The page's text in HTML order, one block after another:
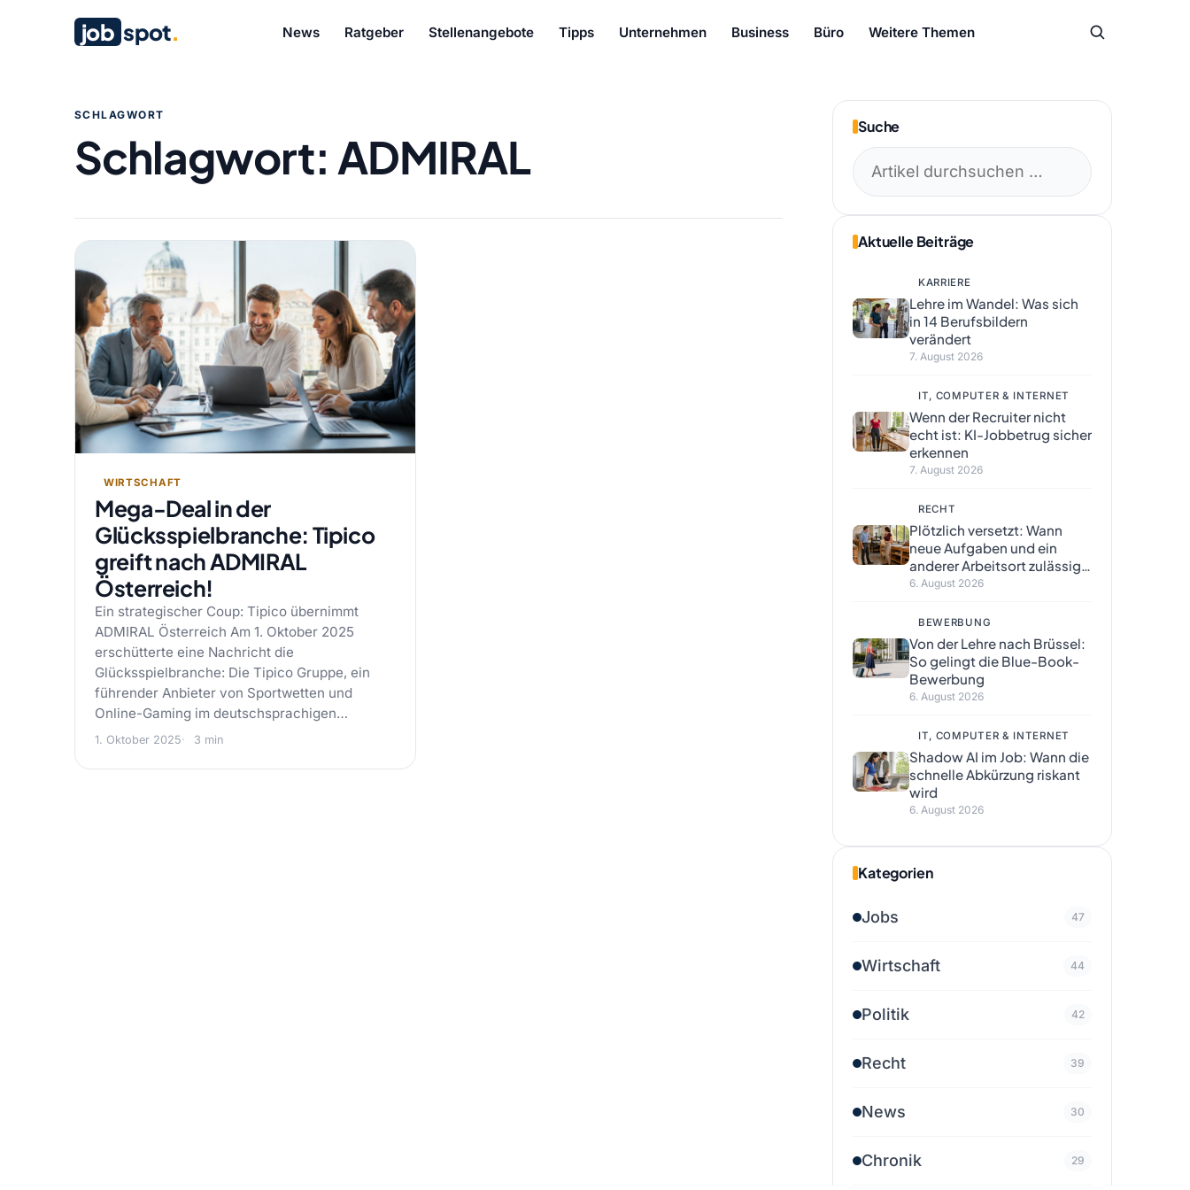
job spot. News Ratgeber Stellenangebote Tipps Unternehmen Business Büro Weitere Themen
SCHLAGWORT
Schlagwort: ADMIRAL
WIRTSCHAFT
Mega-Deal in der
Glücksspielbranche: Tipico
greift nach ADMIRAL
Österreich!
Ein strategischer Coup: Tipico übernimmt
ADMIRAL Österreich Am 1. Oktober 2025
erschütterte eine Nachricht die
Glücksspielbranche: Die Tipico Gruppe, ein
führender Anbieter von Sportwetten und
Online-Gaming im deutschsprachigen…
1. Oktober 2025 3 min
Suche
Aktuelle Beiträge
KARRIERE
Lehre im Wandel: Was sich
in 14 Berufsbildern
verändert
7. August 2026
IT, COMPUTER & INTERNET
Wenn der Recruiter nicht
echt ist: KI-Jobbetrug sicher
erkennen
7. August 2026
RECHT
Plötzlich versetzt: Wann
neue Aufgaben und ein
anderer Arbeitsort zulässig
sind
6. August 2026
BEWERBUNG
Von der Lehre nach Brüssel:
So gelingt die Blue-Book-
Bewerbung
6. August 2026
IT, COMPUTER & INTERNET
Shadow AI im Job: Wann die
schnelle Abkürzung riskant
wird
6. August 2026
Kategorien
Jobs 47
Wirtschaft 44
Politik 42
Recht 39
News 30
Chronik 29